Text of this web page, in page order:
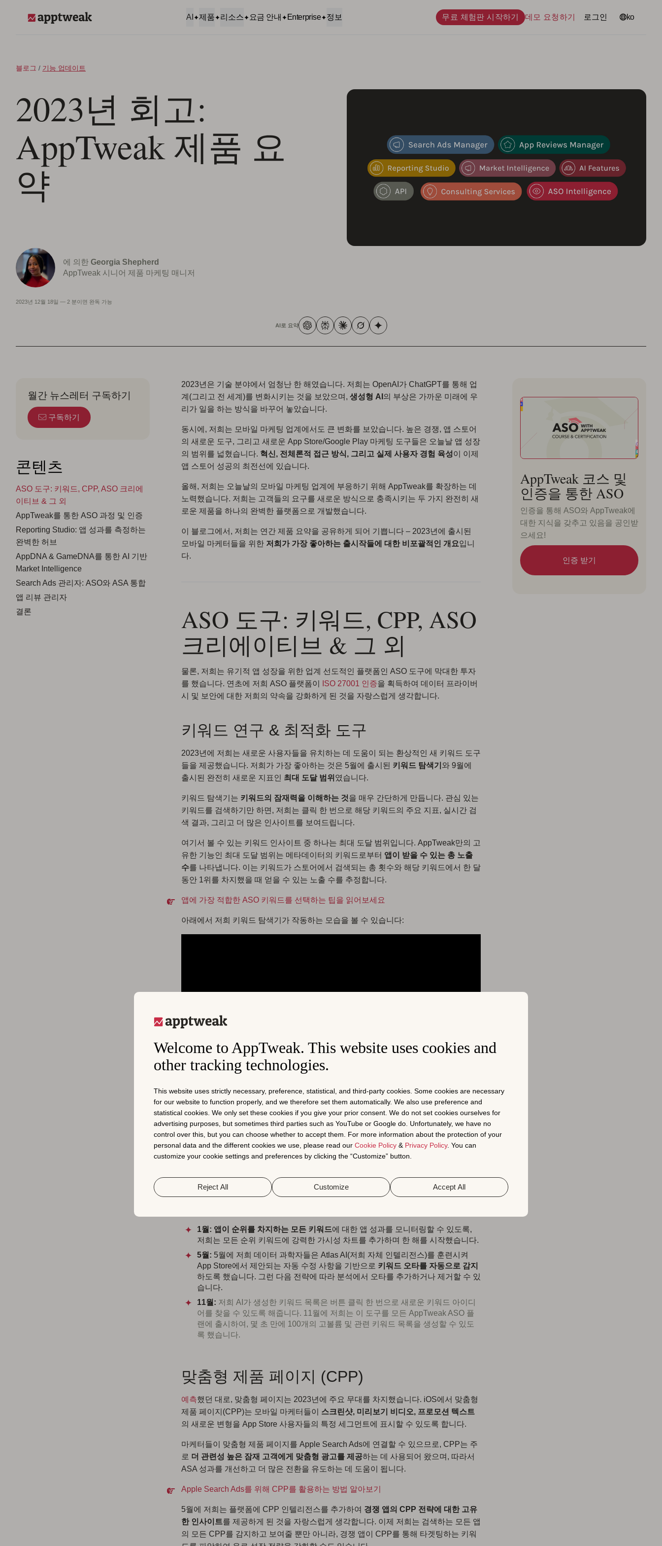
Welcome to AppTweak. This website uses cookies and
other tracking technologies.
This website uses strictly necessary, preference, statistical, and third-party cookies. Some cookies are necessary
for our website to function properly, and we therefore set them automatically. We also use preference and
statistical cookies. We only set these cookies if you give your prior consent. We do not set cookies ourselves for
advertising purposes, but sometimes third parties such as YouTube or Google do. Unfortunately, we have no
control over this, but you can choose whether to accept them. For more information about the protection of your
personal data and the different cookies we use, please read our Cookie Policy & Privacy Policy. You can
customize your cookie settings and preferences by clicking the “Customize” button.
Reject All Customize Accept All
AI 제품 리소스 요금 안내 Enterprise 정보 무료 체험판 시작하기 데모 요청하기 로그인 언어
ko
블로그 / 기능 업데이트
2023년 회고:
AppTweak 제품 요
약
에 의한 Georgia Shepherd
AppTweak 시니어 제품 마케팅 매니저
2023년 12월 18일 — 2 분이면 완독 가능
AI로 요약
월간 뉴스레터 구독하기
구독하기
콘텐츠
ASO 도구: 키워드, CPP, ASO 크리에
이티브 & 그 외
AppTweak를 통한 ASO 과정 및 인증
Reporting Studio: 앱 성과를 측정하는
완벽한 허브
AppDNA & GameDNA를 통한 AI 기반
Market Intelligence
Search Ads 관리자: ASO와 ASA 통합
앱 리뷰 관리자
결론
2023년은 기술 분야에서 엄청난 한 해였습니다. 저희는 OpenAI가 ChatGPT를 통해 업
계(그리고 전 세계)를 변화시키는 것을 보았으며, 생성형 AI 의 부상은 가까운 미래에 우
리가 일을 하는 방식을 바꾸어 놓았습니다.
동시에, 저희는 모바일 마케팅 업계에서도 큰 변화를 보았습니다. 높은 경쟁, 앱 스토어
의 새로운 도구, 그리고 새로운 App Store/Google Play 마케팅 도구들은 오늘날 앱 성장
의 범위를 넓혔습니다. 혁신, 전체론적 접근 방식, 그리고 실제 사용자 경험 육성이 이제
앱 스토어 성공의 최전선에 있습니다.
올해, 저희는 오늘날의 모바일 마케팅 업계에 부응하기 위해 AppTweak를 확장하는 데
노력했습니다. 저희는 고객들의 요구를 새로운 방식으로 충족시키는 두 가지 완전히 새
로운 제품을 하나의 완벽한 플랫폼으로 개발했습니다.
이 블로그에서, 저희는 연간 제품 요약을 공유하게 되어 기쁩니다 – 2023년에 출시된
모바일 마케터들을 위한 저희가 가장 좋아하는 출시작들에 대한 비포괄적인 개요입니
다.
ASO 도구: 키워드, CPP, ASO
크리에이티브 & 그 외
물론, 저희는 유기적 앱 성장을 위한 업계 선도적인 플랫폼인 ASO 도구에 막대한 투자
를 했습니다. 연초에 저희 ASO 플랫폼이
ISO 27001 인증을 획득하여 데이터 프라이버
시 및 보안에 대한 저희의 약속을 강화하게 된 것을 자랑스럽게 생각합니다.
키워드 연구 & 최적화 도구
2023년에 저희는 새로운 사용자들을 유치하는 데 도움이 되는 환상적인 새 키워드 도구
들을 제공했습니다. 저희가 가장 좋아하는 것은 5월에 출시된 키워드 탐색기 와 9월에
출시된 완전히 새로운 지표인 최대 도달 범위 였습니다.
키워드 탐색기는 키워드의 잠재력을 이해하는 것을 매우 간단하게 만듭니다. 관심 있는
키워드를 검색하기만 하면, 저희는 클릭 한 번으로 해당 키워드의 주요 지표, 실시간 검
색 결과, 그리고 더 많은 인사이트를 보여드립니다.
여기서 볼 수 있는 키워드 인사이트 중 하나는 최대 도달 범위입니다. AppTweak만의 고
유한 기능인 최대 도달 범위는 메타데이터의 키워드로부터 앱이 받을 수 있는 총 노출
수를 나타냅니다. 이는 키워드가 스토어에서 검색되는 총 횟수와 해당 키워드에서 한 달
동안 1위를 차지했을 때 얻을 수 있는 노출 수를 추정합니다.
앱에 가장 적합한 ASO 키워드를 선택하는 팁을 읽어보세요
아래에서 저희 키워드 탐색기가 작동하는 모습을 볼 수 있습니다:
키워드 탐색기 (2023년 5월 출시), 최대 도달 범위 키워드 지표 포함 (2023년 9월 출시)
1월: 앱이 순위를 차지하는 모든 키워드에 대한 앱 성과를 모니터링할 수 있도록,
저희는 모든 순위 키워드에 강력한 가시성 차트를 추가하며 한 해를 시작했습니다.
5월: 5월에 저희 데이터 과학자들은 Atlas AI(저희 자체 인텔리전스)를 훈련시켜
App Store에서 제안되는 자동 수정 사항을 기반으로 키워드 오타를 자동으로 감지
하도록 했습니다. 그런 다음 전략에 따라 분석에서 오타를 추가하거나 제거할 수 있
습니다.
11월: 저희 AI가 생성한 키워드 목록은 버튼 클릭 한 번으로 새로운 키워드 아이디
어를 찾을 수 있도록 해줍니다. 11월에 저희는 이 도구를 모든 AppTweak ASO 플
랜에 출시하여, 몇 초 만에 100개의 고볼륨 및 관련 키워드 목록을 생성할 수 있도
록 했습니다.
맞춤형 제품 페이지 (CPP)
예측했던 대로, 맞춤형 페이지는 2023년에 주요 무대를 차지했습니다. iOS에서 맞춤형
제품 페이지(CPP)는 모바일 마케터들이 스크린샷, 미리보기 비디오, 프로모션 텍스트
의 새로운 변형을 App Store 사용자들의 특정 세그먼트에 표시할 수 있도록 합니다.
마케터들이 맞춤형 제품 페이지를 Apple Search Ads에 연결할 수 있으므로, CPP는 주
로 더 관련성 높은 잠재 고객에게 맞춤형 광고를 제공하는 데 사용되어 왔으며, 따라서
ASA 성과를 개선하고 더 많은 전환을 유도하는 데 도움이 됩니다.
Apple Search Ads를 위해 CPP를 활용하는 방법 알아보기
5월에 저희는 플랫폼에 CPP 인텔리전스를 추가하여 경쟁 앱의 CPP 전략에 대한 고유
한 인사이트를 제공하게 된 것을 자랑스럽게 생각합니다. 이제 저희는 검색하는 모든 앱
의 모든 CPP를 감지하고 보여줄 뿐만 아니라, 경쟁 앱이 CPP를 통해 타겟팅하는 키워
AppTweak 코스 및
인증을 통한 ASO
인증을 통해 ASO와 AppTweak에
대한 지식을 갖추고 있음을 공인받
으세요!
인증 받기